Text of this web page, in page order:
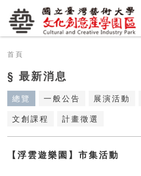
首頁
§ 最新消息
總覽 一般公告 展演活動
文創課程
計畫徵選
【浮雲遊樂園】市集活動